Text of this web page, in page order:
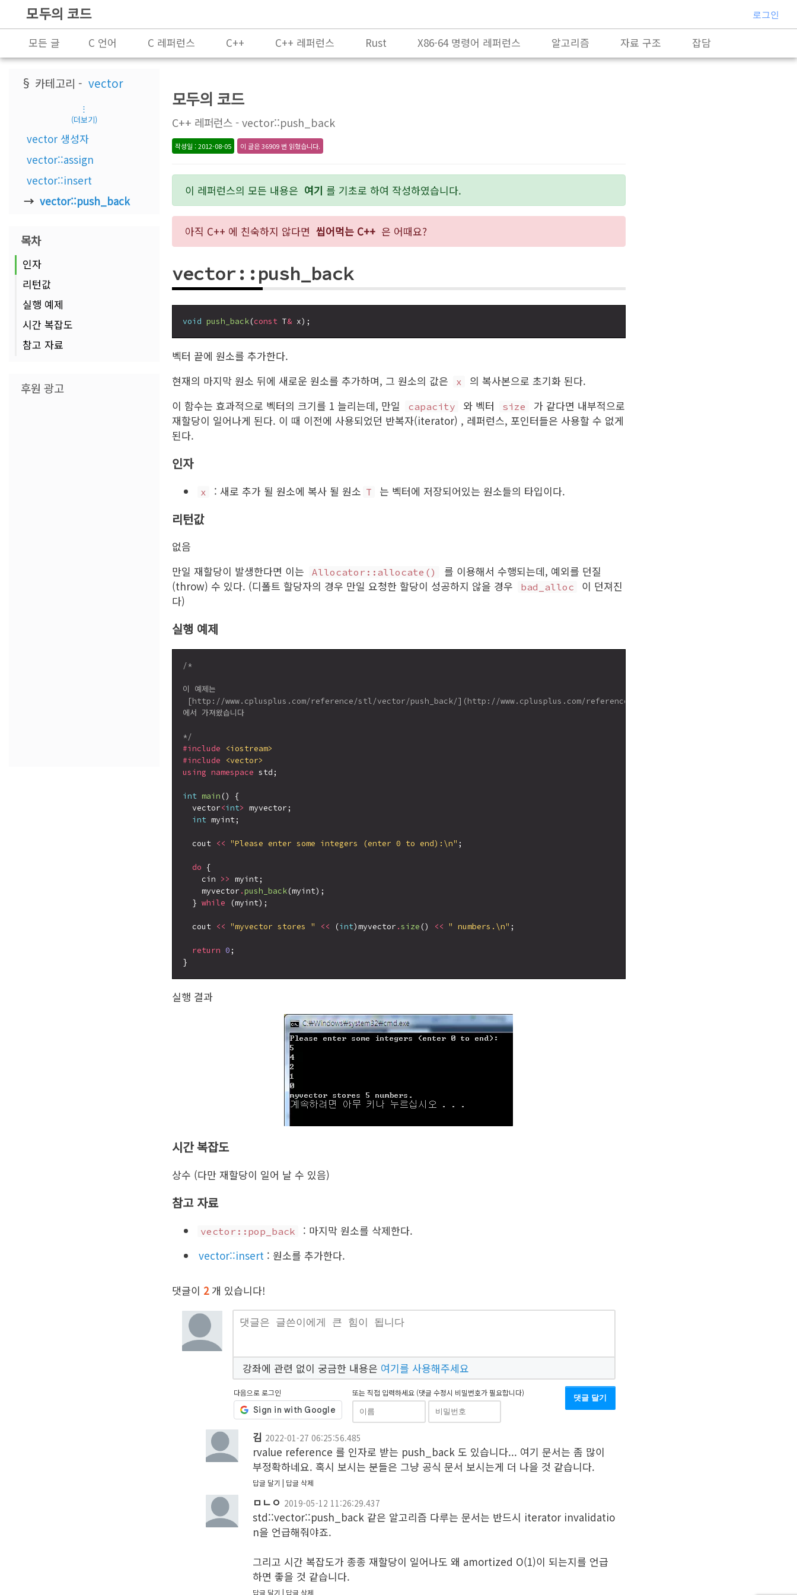
모두의 코드 로그인
모든 글 C 언어 C 레퍼런스 C++ C++ 레퍼런스 Rust X86-64 명령어 레퍼런스 알고리즘 자료 구조
잡담
§ 카테고리 - vector
⋮
(더보기)
vector 생성자
vector::assign
vector::insert
vector::push_back
목차
인자
리턴값
실행 예제
시간 복잡도
참고 자료
후원 광고
모두의 코드
C++ 레퍼런스 - vector::push_back
작성일 : 2012-08-05 이 글은 36909 번 읽혔습니다.
이 레퍼런스의 모든 내용은 여기 를 기초로 하여 작성하였습니다.
아직 C++ 에 친숙하지 않다면 씹어먹는 C++ 은 어때요?
vector::push_back
void push_back(const T&
벡터 끝에 원소를 추가한다.
현재의 마지막 원소 뒤에 새로운 원소를 추가하며, 그 원소의 값은
x
의 복사본으로 초기화 된다.
이 함수는 효과적으로 벡터의 크기를 1 늘리는데, 만일
capacity 와 벡터 size
가 같다면 내부적으로
재할당이 일어나게 된다. 이 때 이전에 사용되었던 반복자(iterator) , 레퍼런스, 포인터들은 사용할 수 없게
된다.
인자
x : 새로 추가 될 원소에 복사 될 원소 T 는 벡터에 저장되어있는 원소들의 타입이다.
리턴값
없음
만일 재할당이 발생한다면 이는
Allocator::allocate()
를 이용해서 수행되는데, 예외를 던질
(throw) 수 있다. (디폴트 할당자의 경우 만일 요청한 할당이 성공하지 않을 경우
bad_alloc
이 던져진
다)
실행 예제
/*
이 예제는
[http://www.cplusplus.com/reference/stl/vector/push_back/](http://www.cplusplus.com/reference/stl/vector/push_back/)
에서 가져왔습니다
*/
#include
<iostream>
#include
<vector>
using namespace std;
int main () {
  vector
<int> myvector;
int myint;
  cout
<< "Please enter some integers (enter 0 to end):\n" ;
do {
    cin
>> myint;
    myvector
.push_back(myint);
  }
while (myint);
  cout
<< "myvector stores " << (int)myvector .size () << " numbers.\n" ;
return 0 ;
실행 결과
시간 복잡도
상수 (다만 재할당이 일어 날 수 있음)
참고 자료
vector::pop_back
: 마지막 원소를 삭제한다.
vector::insert : 원소를 추가한다.
댓글이 2개 있습니다!
강좌에 관련 없이 궁금한 내용은 여기를 사용해주세요
다음으로 로그인 또는 직접 입력하세요 (댓글 수정시 비밀번호가 필요합니다)
댓글 달기
김 2022-01-27 06:25:56.485
rvalue reference 를 인자로 받는 push_back 도 있습니다... 여기 문서는 좀 많이
부정확하네요. 혹시 보시는 분들은 그냥 공식 문서 보시는게 더 나을 것 같습니다.
답글 달기 답글 삭제
ㅁㄴㅇ 2019-05-12 11:26:29.437
std::vector::push_back 같은 알고리즘 다루는 문서는 반드시 iterator invalidatio
n을 언급해줘야죠.
그리고 시간 복잡도가 종종 재할당이 일어나도 왜 amortized O(1)이 되는지를 언급
하면 좋을 것 같습니다.
답글 달기 답글 삭제